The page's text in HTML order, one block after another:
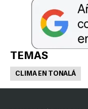
TEMAS
CLIMA EN TONALÁ